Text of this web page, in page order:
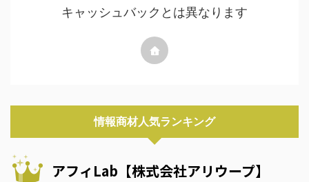
キャッシュバックとは異なります
情報商材人気ランキング
アフィLab【株式会社アリウープ】